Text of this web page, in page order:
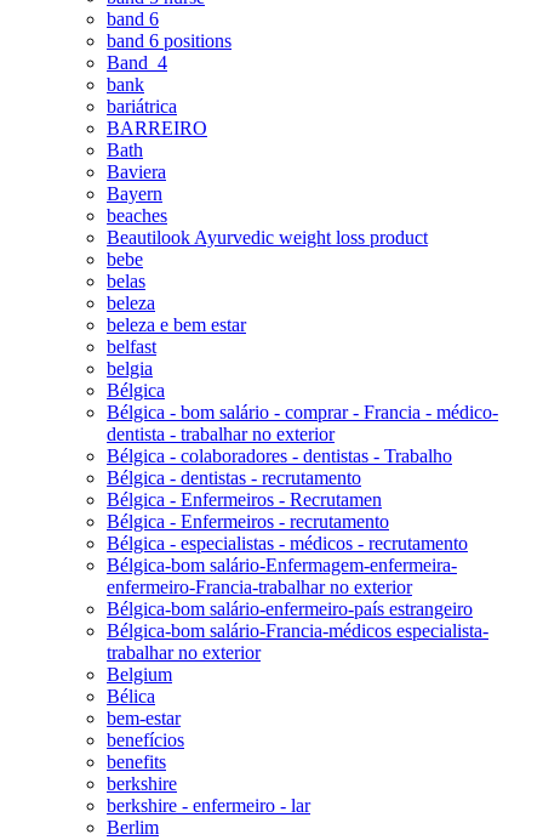
band 6
band 6 positions
Band_4
bank
bariátrica
BARREIRO
Bath
Baviera
Bayern
beaches
Beautilook Ayurvedic weight loss product
bebe
belas
beleza
beleza e bem estar
belfast
belgia
Bélgica
Bélgica - bom salário - comprar - Francia - médico-
dentista - trabalhar no exterior
Bélgica - colaboradores - dentistas - Trabalho
Bélgica - dentistas - recrutamento
Bélgica - Enfermeiros - Recrutamen
Bélgica - Enfermeiros - recrutamento
Bélgica - especialistas - médicos - recrutamento
Bélgica-bom salário-Enfermagem-enfermeira-
enfermeiro-Francia-trabalhar no exterior
Bélgica-bom salário-enfermeiro-país estrangeiro
Bélgica-bom salário-Francia-médicos especialista-
trabalhar no exterior
Belgium
Bélica
bem-estar
benefícios
benefits
berkshire
berkshire - enfermeiro - lar
Berlim